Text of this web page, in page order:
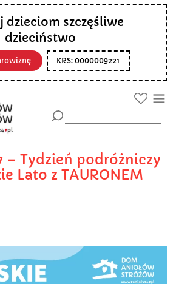
dzieciom szczęśliwe
dzieciństwo
KRS: 0000009221
– Tydzień podróżniczy
Lato z TAURONEM